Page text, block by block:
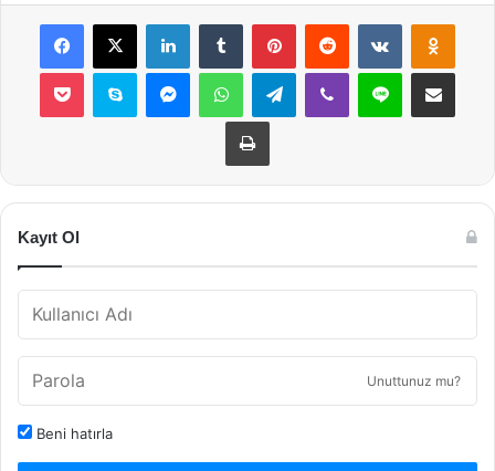
Facebook
X LinkedInTumblr PinterestReddit VKontakte
Pocket Skype MessengerWhatsAppTelegramViber Line E-Posta ile
Yazdır
Kayıt Ol
Unuttunuz mu?
Beni hatırla